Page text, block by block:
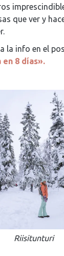
que ver y
la info en el
en 8 días».
Riisitunturi